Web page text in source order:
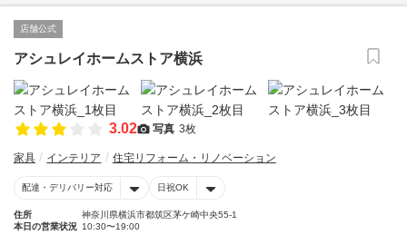
店舗公式
アシュレイホームストア横浜
3.02 写真 3枚
家具 インテリア 住宅リフォーム・リノベーション
配達・デリバリー対応 日祝OK
住所
神奈川県横浜市都筑区茅ケ崎中央55-1
本日の営業状況 10:30〜19:00